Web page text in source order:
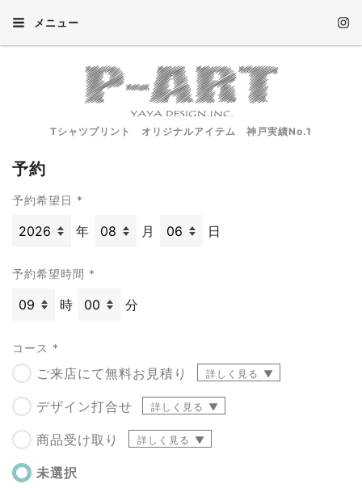
メニュー
Tシャツプリント オリジナルアイテム 神戸実績No.1
予約
予約希望日 *
年 月 日
予約希望時間 *
時 分
コース *
ご来店にて無料お見積り 詳しく見る
デザイン打合せ 詳しく見る
商品受け取り 詳しく見る
未選択